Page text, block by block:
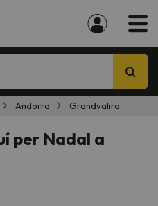
Andorra Grandvalira
per Nadal a